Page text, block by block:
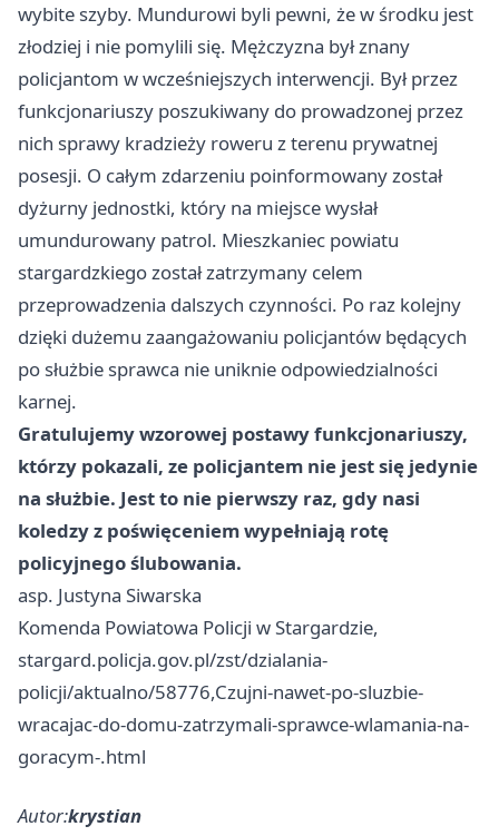
wybite szyby. Mundurowi byli pewni, że w środku jest
złodziej i nie pomylili się. Mężczyzna był znany
policjantom w wcześniejszych interwencji. Był przez
funkcjonariuszy poszukiwany do prowadzonej przez
nich sprawy kradzieży roweru z terenu prywatnej
posesji. O całym zdarzeniu poinformowany został
dyżurny jednostki, który na miejsce wysłał
umundurowany patrol. Mieszkaniec powiatu
stargardzkiego został zatrzymany celem
przeprowadzenia dalszych czynności. Po raz kolejny
dzięki dużemu zaangażowaniu policjantów będących
po służbie sprawca nie uniknie odpowiedzialności
karnej.
Gratulujemy wzorowej postawy funkcjonariuszy,
którzy pokazali, ze policjantem nie jest się jedynie
na służbie. Jest to nie pierwszy raz, gdy nasi
koledzy z poświęceniem wypełniają rotę
policyjnego ślubowania.
asp. Justyna Siwarska
Komenda Powiatowa Policji w Stargardzie,
stargard.policja.gov.pl/zst/dzialania-
policji/aktualno/58776,Czujni-nawet-po-sluzbie-
wracajac-do-domu-zatrzymali-sprawce-wlamania-na-
goracym-.html
Autor:krystian